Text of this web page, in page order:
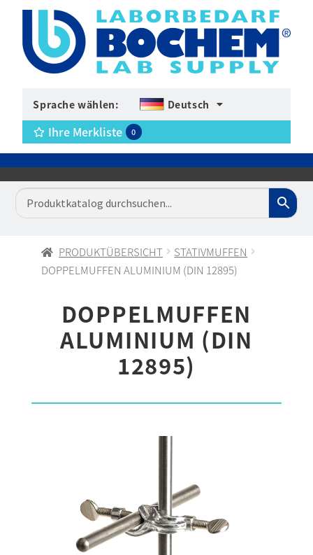
Sprache wählen: Deutsch
Ihre Merkliste 0
PRODUKTÜBERSICHT
STATIVMUFFEN
DOPPELMUFFEN ALUMINIUM (DIN 12895)
DOPPELMUFFEN
ALUMINIUM (DIN
12895)